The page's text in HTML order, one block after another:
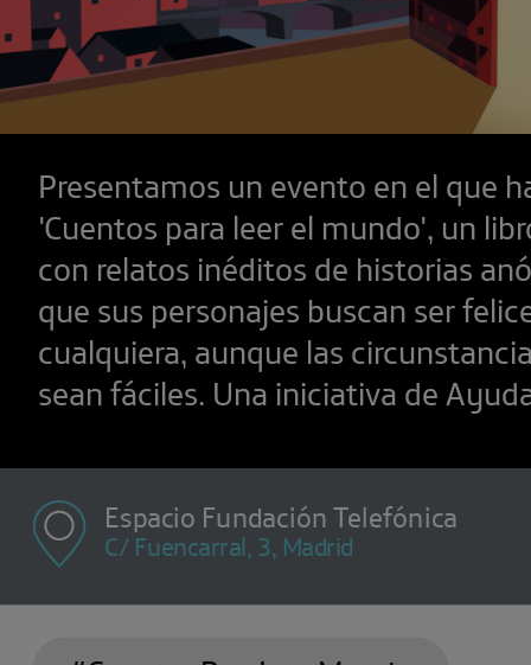
Presentamos un evento en el que
'Cuentos para leer el mundo', un
con relatos inéditos de historias
que sus personajes buscan ser
cualquiera, aunque las
sean fáciles. Una iniciativa de
Espacio Fundación Telefónica
C/ Fuencarral, 3, Madrid